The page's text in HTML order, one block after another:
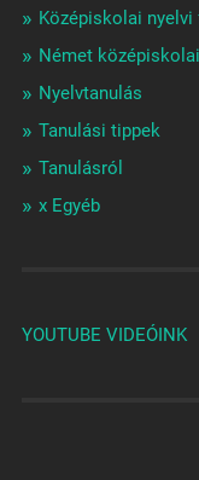
Középiskolai nyelvi
Német
Nyelvtanulás
Tanulási tippek
Tanulásról
x Egyéb
YOUTUBE VIDEÓINK